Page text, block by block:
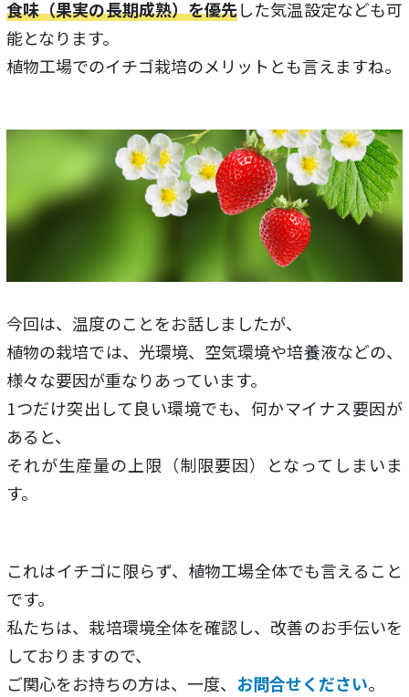
食味（果実の長期成熟）を優先した気温設定なども可
能となります。
植物工場でのイチゴ栽培のメリットとも言えますね。
今回は、温度のことをお話しましたが、
植物の栽培では、光環境、空気環境や培養液などの、
様々な要因が重なりあっています。
1つだけ突出して良い環境でも、何かマイナス要因が
あると、
それが生産量の上限（制限要因）となってしまいま
す。
これはイチゴに限らず、植物工場全体でも言えること
です。
私たちは、栽培環境全体を確認し、改善のお手伝いを
しておりますので、
ご関心をお持ちの方は、一度、 お問合せください。